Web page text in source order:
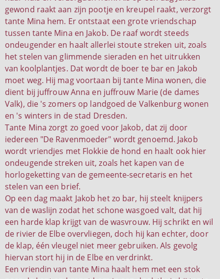
gewond raakt aan zijn pootje en kreupel raakt, verzorgt
tante Mina hem. Er ontstaat een grote vriendschap
tussen tante Mina en Jakob. De raaf wordt steeds
ondeugender en haalt allerlei stoute streken uit, zoals
het stelen van glimmende sieraden en het uitrukken
van koolplantjes. Dat wordt de boer te bar en Jakob
moet weg. Hij mag voortaan bij tante Mina wonen, die
dient bij juffrouw Anna en juffrouw Marie (de dames
Valk), die 's zomers op landgoed de Valkenburg wonen
en 's winters in de stad Dresden.
Tante Mina zorgt zo goed voor Jakob, dat zij door
iedereen "De Ravenmoeder" wordt genoemd. Jakob
wordt vriendjes met Flokkie de hond en haalt ook hier
ondeugende streken uit, zoals het kapen van de
horlogeketting van de gemeente-secretaris en het
stelen van een brief.
Op een dag maakt Jakob het zo bar, hij steelt knijpers
van de waslijn zodat het schone wasgoed valt, dat hij
een harde klap krijgt van de wasvrouw. Hij schrikt en wil
de rivier de Elbe overvliegen, doch hij kan echter, door
de klap, één vleugel niet meer gebruiken. Als gevolg
hiervan stort hij in de Elbe en verdrinkt.
Een vriendin van tante Mina haalt hem met een stok